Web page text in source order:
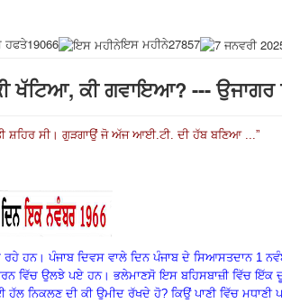
ਹਫਤੇ19066 ਇਸ ਮਹੀਨੇ27857
ਖੱਟਿਆ, ਕੀ ਗਵਾਇਆ? --- ਉਜਾਗਰ
ਸ਼ਹਿਰ ਸੀ। ਗੁੜਗਾਉਂ ਜੋ ਅੱਜ ਆਈ.ਟੀ. ਦੀ ਹੱਬ ਬਣਿਆ ...”
ਰਹੇ ਹਨ। ਪੰਜਾਬ ਦਿਵਸ ਵਾਲੇ ਦਿਨ ਪੰਜਾਬ ਦੇ ਸਿਆਸਤਦਾਨ1
ਵਿੱਚ ਉਲਝੇ ਪਏ ਹਨ। ਭਲੇਮਾਣਸੋ ਇਸ ਬਹਿਸਬਾਜ਼ੀ ਵਿੱਚ ਇੱਕ
ਹੱਲ ਨਿਕਲਣ ਦੀ ਕੀ ਉਮੀਦ ਰੱਖਦੇ ਹੋ? ਕਿਉਂ ਪਾਣੀ ਵਿੱਚ ਮਧਾਣੀ